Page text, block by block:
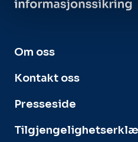
Om oss
Kontakt oss
Presseside